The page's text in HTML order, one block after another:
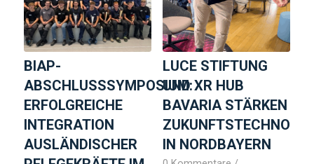
BIAP-
ABSCHLUSSSYMPOSIUM:
ERFOLGREICHE
INTEGRATION
AUSLÄNDISCHER
LUCE STIFTUNG
UND XR HUB
BAVARIA STÄRKEN
IN NORDBAYERN